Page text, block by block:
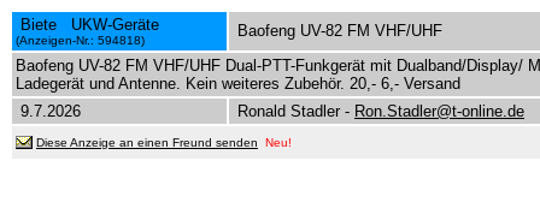
Biete UKW-Geräte
(Anzeigen-Nr.: 594818)
Baofeng UV-82 FM VHF/UHF
Baofeng UV-82 FM VHF/UHF Dual-PTT-Funkgerät mit Dualband/Display/
Ladegerät und Antenne. Kein weiteres Zubehör. 20,- 6,- Versand
9.7.2026
Ronald Stadler - Ron.Stadler@t-online.de
Diese Anzeige an einen Freund senden Neu!